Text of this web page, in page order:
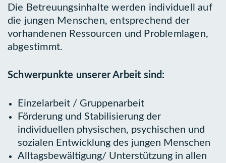
Die Betreuungsinhalte werden individuell auf
die jungen Menschen, entsprechend der
vorhandenen Ressourcen und Problemlagen,
abgestimmt.
Schwerpunkte unserer Arbeit sind:
Einzelarbeit / Gruppenarbeit
Förderung und Stabilisierung der
individuellen physischen, psychischen und
sozialen Entwicklung des jungen Menschen
Alltagsbewältigung/ Unterstützung in allen